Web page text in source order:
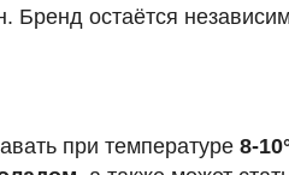
остаётся
при температуре 8-